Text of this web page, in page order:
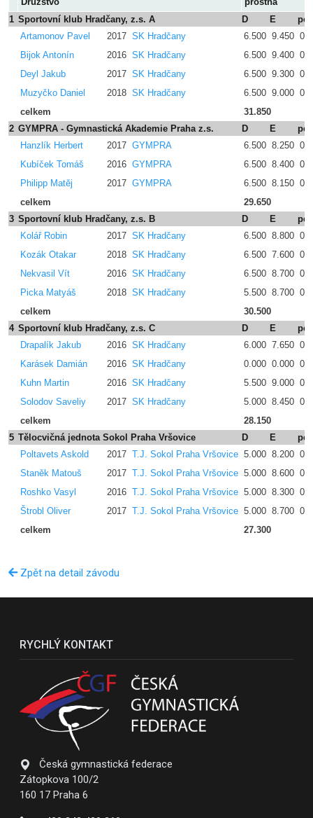
1 Sportovní klub Hradčany, z.s. A D E
pen
Artamonov Pavel
2017 SK Hradčany 6.500 9.450
Bijok Antonín
2016 SK Hradčany 6.500 9.400
Deyl Jakub
2017 SK Hradčany 6.500 9.300
Muzyčko Daniel
2018 SK Hradčany 6.500 9.000
celkem
31.850
2 GYMPRA - Gymnastická Akademie Praha z.s. D E
pen
Hanzlík Herbert
2017 GYMPRA 6.500 8.250
Kubíček Tomáš
2016 GYMPRA 6.500 8.400
Philipp Matěj
2017 GYMPRA 6.500 8.150
celkem
29.650
3 Sportovní klub Hradčany, z.s. B D E
pen
Kolář Robin
2017 SK Hradčany 6.500 8.800
Kozák Otakar
2018 SK Hradčany 6.500 7.600
Nekvasil Vít
2016 SK Hradčany 6.500 8.700
Picka Matyáš
2018 SK Hradčany 5.500 8.700
celkem
30.500
4 Sportovní klub Hradčany, z.s. C D E
pen
Drapalík Jakub
2016 SK Hradčany 6.000 7.650
Karásek Damián
2016 SK Hradčany 0.000 0.000
Kuhn Martin
2016 SK Hradčany 5.500 9.000
Solodov Saveliy
2017 SK Hradčany 5.000 8.450
celkem
28.150
5 Tělocvičná jednota Sokol Praha Vršovice D E
pen
Poltavets Askold
2017 T.J. Sokol Praha Vršovice 5.000 8.200
Staněk Matouš
2017 T.J. Sokol Praha Vršovice 5.000 8.600
Roshko Vasyl
2016 T.J. Sokol Praha Vršovice 5.000 8.300
Štrobl Oliver
2017 T.J. Sokol Praha Vršovice 5.000 8.700
celkem
27.300
Zpět na detail závodu
RYCHLÝ KONTAKT
Česká gymnastická federace
Zátopkova 100/2
160 17 Praha 6